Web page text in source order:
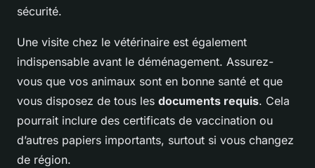
sécurité.
Une visite chez le vétérinaire est également
indispensable avant le déménagement. Assurez-
vous que vos animaux sont en bonne santé et que
vous disposez de tous les documents requis. Cela
pourrait inclure des certificats de vaccination ou
d’autres papiers importants, surtout si vous changez
de région.